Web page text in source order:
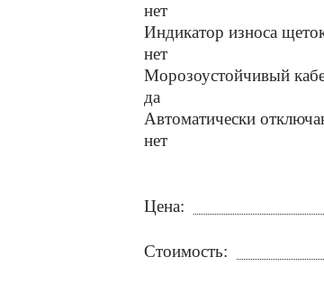
нет
Индикатор износа
нет
Морозоустойчивый
да
Автоматически
нет
Цена:
Стоимость: